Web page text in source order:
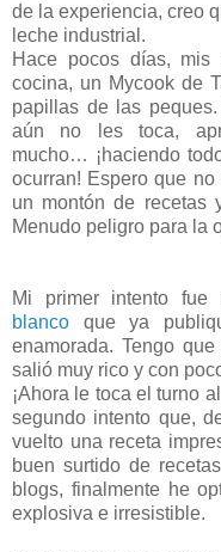
de la experiencia, creo
leche industrial.
Hace pocos días,
cocina, un Mycook de
papillas de las
aún no les toca,
mucho… ¡haciendo
ocurran! Espero que
un montón de recetas
Menudo peligro para la
Mi primer intento fue
blanco que ya
enamorada. Tengo
salió muy rico y con
¡Ahora le toca el turno
segundo intento que,
vuelto una receta
buen surtido de
blogs, finalmente he
explosiva e irresistible.